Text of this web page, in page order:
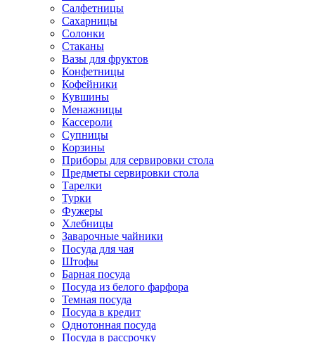
Салфетницы
Сахарницы
Солонки
Стаканы
Вазы для фруктов
Конфетницы
Кофейники
Кувшины
Менажницы
Кассероли
Супницы
Корзины
Приборы для сервировки стола
Предметы сервировки стола
Тарелки
Турки
Фужеры
Хлебницы
Заварочные чайники
Посуда для чая
Штофы
Барная посуда
Посуда из белого фарфора
Темная посуда
Посуда в кредит
Однотонная посуда
Посуда в рассрочку